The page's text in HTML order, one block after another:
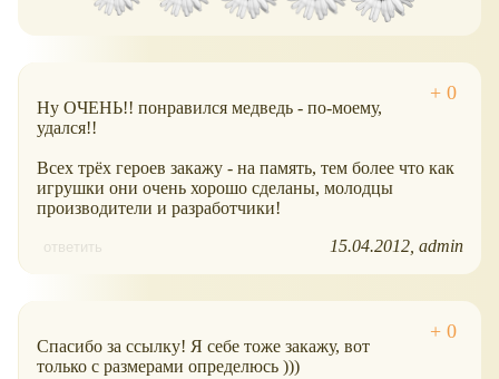
Ну ОЧЕНЬ!! понравился медведь - по-моему,
удался!!
Всех трёх героев закажу - на память, тем более что как
игрушки они очень хорошо сделаны, молодцы
производители и разработчики!
ответить 15.04.2012 admin
Спасибо за ссылку! Я себе тоже закажу, вот
только с размерами определюсь )))